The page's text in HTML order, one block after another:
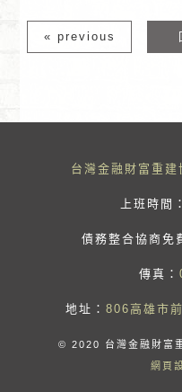
« previous
台灣金融財富重
上班時
債務整合協商免
傳真：
地址： 806高雄市
© 2020 台灣金融財富
網頁